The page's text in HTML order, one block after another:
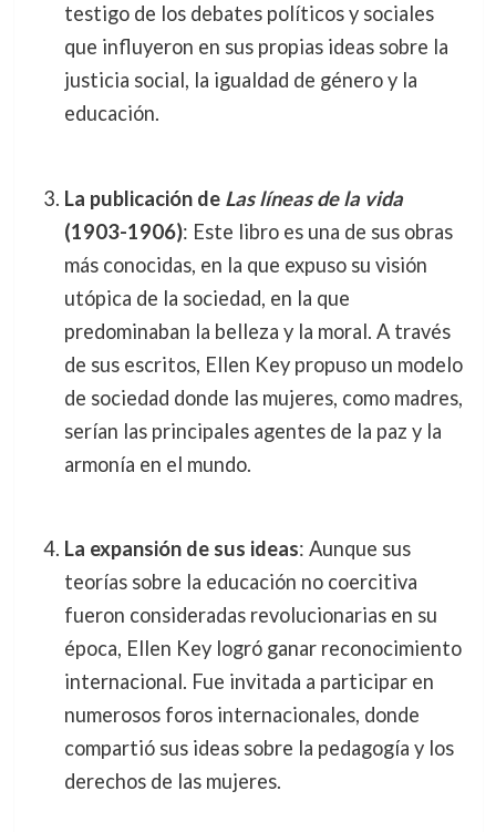
testigo de los debates políticos y sociales
que influyeron en sus propias ideas sobre la
justicia social, la igualdad de género y la
educación.
La publicación de Las líneas de la vida
(1903-1906): Este libro es una de sus obras
más conocidas, en la que expuso su visión
utópica de la sociedad, en la que
predominaban la belleza y la moral. A través
de sus escritos, Ellen Key propuso un modelo
de sociedad donde las mujeres, como madres,
serían las principales agentes de la paz y la
armonía en el mundo.
La expansión de sus ideas: Aunque sus
teorías sobre la educación no coercitiva
fueron consideradas revolucionarias en su
época, Ellen Key logró ganar reconocimiento
internacional. Fue invitada a participar en
numerosos foros internacionales, donde
compartió sus ideas sobre la pedagogía y los
derechos de las mujeres.